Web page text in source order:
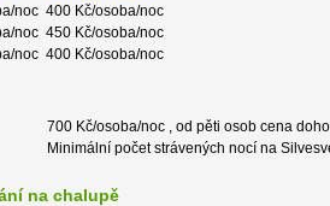
noc 400 Kč/osoba/noc
noc 450 Kč/osoba/noc
noc 400 Kč/osoba/noc
700 Kč/osoba/noc , od pěti osob cena
Minimální počet strávených nocí na
na chalupě